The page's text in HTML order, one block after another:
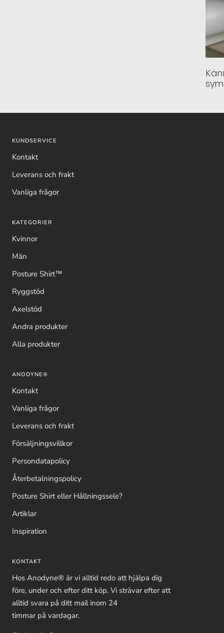
KUNDSERVICE
Kontakt
Leverans och frakt
Vanliga frågor
KATEGORIER
Kvinnor
Män
Posture Shirt™
Ryggstöd
Axelstöd
Andra produkter
Alla produkter
ANODYNE®
Kontakt
Vanliga frågor
Leverans och frakt
Försäljningsvillkor
Persondatapolicy
Återbetalningspolicy
Posture Shirt eller Hållningssele?
Artiklar
Inspiration
KONTAKT
Hos Anodyne® är vi alltid redo att hjälpa dig
före, under och efter ditt köp. Vi strävar efter att
alltid svara på ditt mail inom 24
timmar på vardagar.